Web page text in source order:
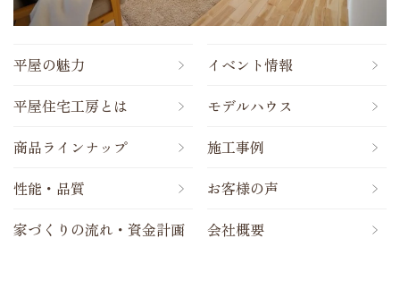
平屋の魅力
平屋住宅工房とは
商品ラインナップ
性能・品質
家づくりの流れ・資金計画
イベント情報
モデルハウス
施工事例
お客様の声
会社概要